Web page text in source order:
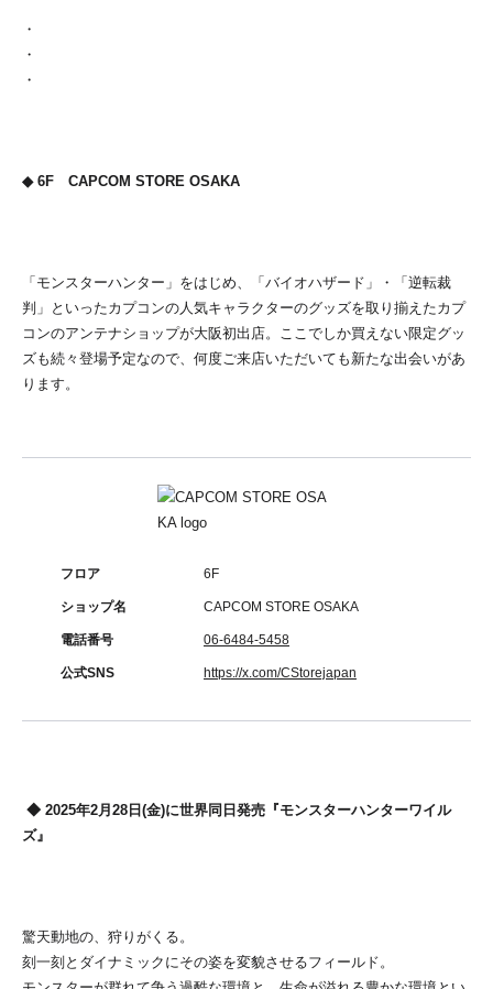
・
・
・
◆ 6F CAPCOM STORE OSAKA
「モンスターハンター」をはじめ、「バイオハザード」・「逆転裁
判」といったカプコンの人気キャラクターのグッズを取り揃えたカプ
コンのアンテナショップが大阪初出店。ここでしか買えない限定グッ
ズも続々登場予定なので、何度ご来店いただいても新たな出会いがあ
ります。
フロア 6F
ショップ名 CAPCOM STORE OSAKA
電話番号 06-6484-5458
公式SNS https://x.com/CStorejapan
◆ 2025年2月28日(金)に世界同日発売『モンスターハンターワイル
ズ』
驚天動地の、狩りがくる。
刻一刻とダイナミックにその姿を変貌させるフィールド。